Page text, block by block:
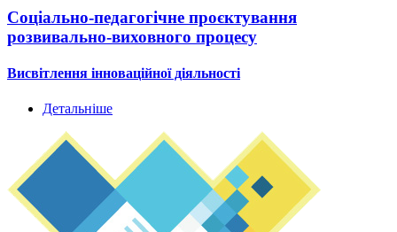
Соціально-педагогічне проєктування
розвивально-виховного процесу
Висвітлення інноваційної діяльності
Детальніше